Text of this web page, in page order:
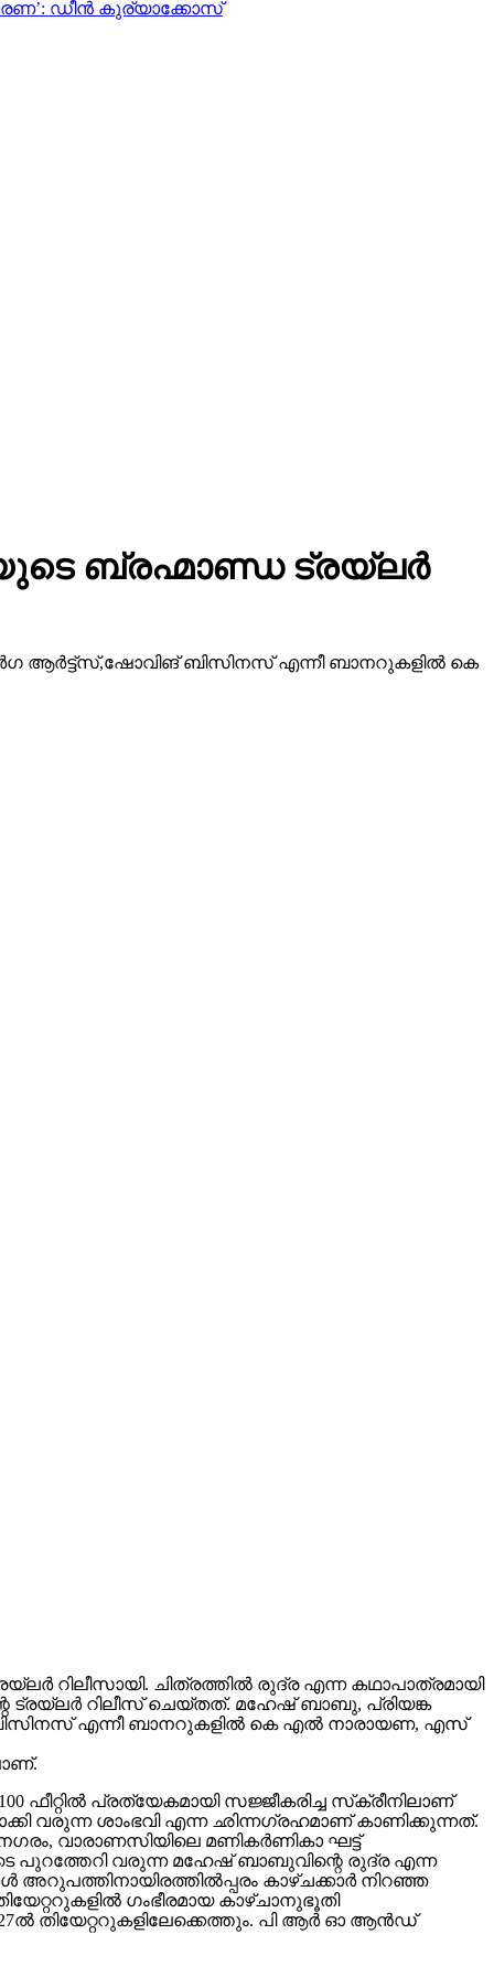
ഡീന്‍ കുര്യാക്കോസ്
ബ്രഹ്മാണ്ഡ ട്രയ്ലർ
ആർട്ട്സ്,ഷോവിങ് ബിസിനസ് എന്നീ ബാനറുകളിൽ കെ
റിലീസായി. ചിത്രത്തിൽ രുദ്ര എന്ന കഥാപാത്രമായി
ട്രയ്ലർ റിലീസ് ചെയ്തത്. മഹേഷ് ബാബു, പ്രിയങ്ക
എന്നീ ബാനറുകളിൽ കെ എൽ നാരായണ, എസ്
ഫീറ്റിൽ പ്രത്യേകമായി സജ്ജീകരിച്ച സ്‌ക്രീനിലാണ്
വരുന്ന ശാംഭവി എന്ന ഛിന്നഗ്രഹമാണ് കാണിക്കുന്നത്.
വാരാണസിയിലെ മണികര്‍ണികാ ഘട്ട്
പുറത്തേറി വരുന്ന മഹേഷ് ബാബുവിന്റെ രുദ്ര എന്ന
കാഴ്ചക്കാർ നിറഞ്ഞ
ഗംഭീരമായ കാഴ്ചാനുഭൂതി
തിയേറ്ററുകളിലേക്കെത്തും. പി ആർ ഓ ആൻഡ്